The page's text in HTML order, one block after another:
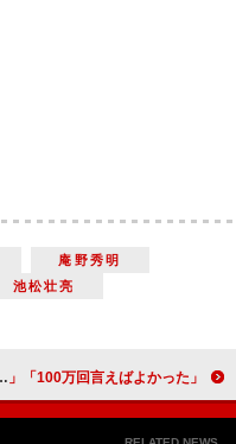
庵野秀明
池松壮亮
「100万回言えばよかった」最終回、再び現れた“直木”佐藤健 “悠依”井上真央への「愛してる」の言葉に「涙が止まらない」